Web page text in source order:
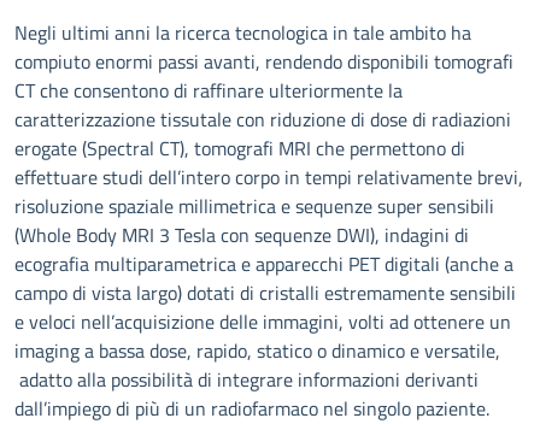
Negli ultimi anni la ricerca tecnologica in tale ambito ha
compiuto enormi passi avanti, rendendo disponibili tomografi
CT che consentono di raffinare ulteriormente la
caratterizzazione tissutale con riduzione di dose di radiazioni
erogate (Spectral CT), tomografi MRI che permettono di
effettuare studi dell’intero corpo in tempi relativamente brevi,
risoluzione spaziale millimetrica e sequenze super sensibili
(Whole Body MRI 3 Tesla con sequenze DWI), indagini di
ecografia multiparametrica e apparecchi PET digitali (anche a
campo di vista largo) dotati di cristalli estremamente sensibili
e veloci nell’acquisizione delle immagini, volti ad ottenere un
imaging a bassa dose, rapido, statico o dinamico e versatile,
adatto alla possibilità di integrare informazioni derivanti
dall’impiego di più di un radiofarmaco nel singolo paziente.